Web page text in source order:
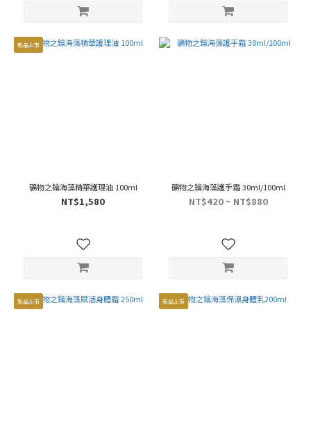
新品上市
礦物之鑰海藻精華護理油 100ml
NT$1,580
礦物之鑰海藻護手霜 30ml/100ml
NT$420 ~ NT$880
新品上市 新品上市